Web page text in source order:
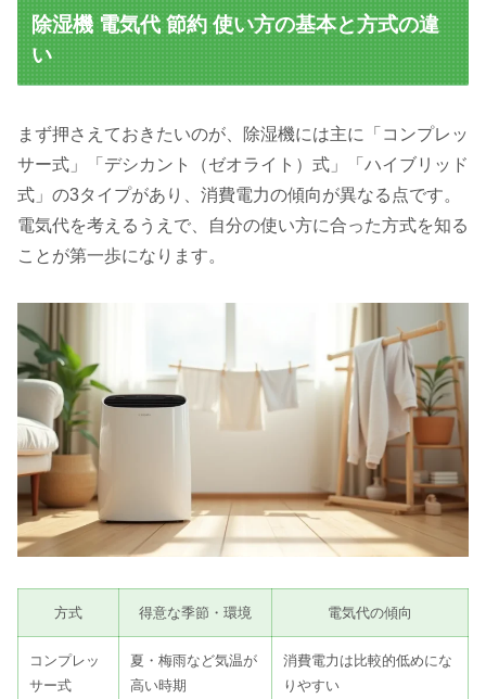
除湿機 電気代 節約 使い方の基本と方式の違
い
まず押さえておきたいのが、除湿機には主に「コンプレッ
サー式」「デシカント（ゼオライト）式」「ハイブリッド
式」の3タイプがあり、消費電力の傾向が異なる点です。
電気代を考えるうえで、自分の使い方に合った方式を知る
ことが第一歩になります。
方式 得意な季節・環境 電気代の傾向
コンプレッ
サー式
夏・梅雨など気温が
高い時期
消費電力は比較的低めにな
りやすい